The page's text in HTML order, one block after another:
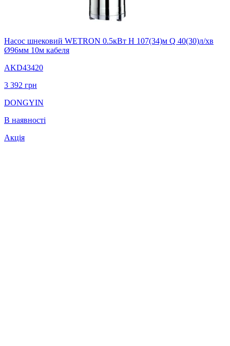
Насос шнековий WETRON 0.5кВт H 107(34)м Q 40(30)л/хв
Ø96мм 10м кабеля
AKD43420
3 392 грн
DONGYIN
В наявності
Акція